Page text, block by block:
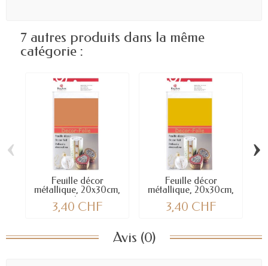
7 autres produits dans la même
catégorie :
Feuille décor
métallique, 20x30cm,
cuivre
3,40 CHF
Feuille décor
métallique, 20x30cm,
3,40 CHF
‹ ›
Avis (0)